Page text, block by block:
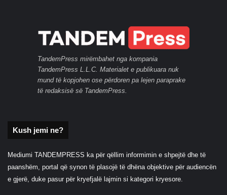
TandemPress mirëmbahet nga kompania
TandemPress L.L.C. Materialet e publikuara nuk
mund të kopjohen ose përdoren pa lejen paraprake
të redaksisë së TandemPress.
Kush jemi ne?
Mediumi TANDEMPRESS ka për qëllim informimin e shpejtë dhe të
paanshëm, portal që synon të plasojë të dhëna objektive për audiencën
e gjerë, duke pasur për kryefjalë lajmin si kategori kryesore.